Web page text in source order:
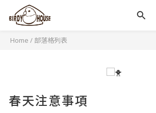
Home / 部落格列表
春天注意事項